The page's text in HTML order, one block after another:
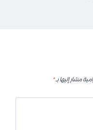
مشار إليها بـ*